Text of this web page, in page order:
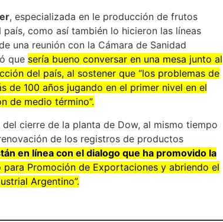
, especializada en le producción de frutos
como así también lo hicieron las líneas
una reunión con la Cámara de Sanidad
que sería bueno conversar en una mesa junto al
del país, al sostener que “los problemas de
de 100 años jugando en el primer nivel en el
de medio término”.
cierre de la planta de Dow, al mismo tiempo
de los registros de productos
en línea con el dialogo que ha promovido la
Promoción de Exportaciones y abriendo el
Argentino”.